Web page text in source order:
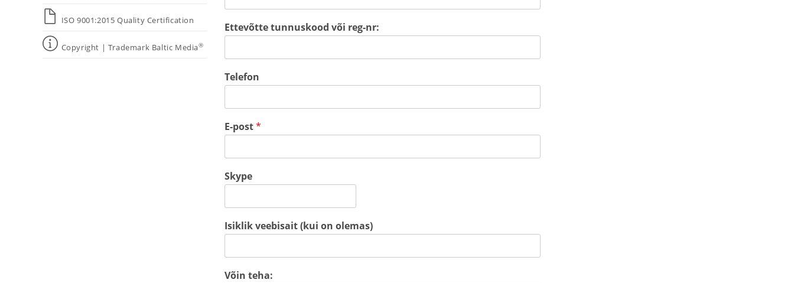
ISO 9001:2015 Quality Certification
Copyright | Trademark Baltic Media®
Ettevõtte tunnuskood või reg-nr:
Telefon
E-post*
Skype
Isiklik veebisait (kui on olemas)
Võin teha: